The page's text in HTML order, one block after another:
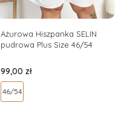
Ażurowa Hiszpanka SELIN
pudrowa Plus Size 46/54
Cena
99,00 zł
46/54